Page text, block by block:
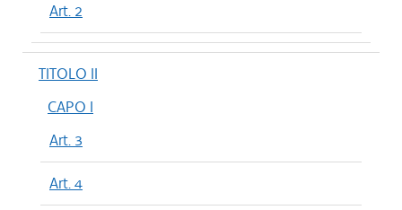
Art. 2
TITOLO II
CAPO I
Art. 3
Art. 4